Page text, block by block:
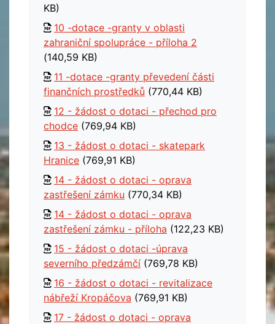
KB)
10 -dotace -granty v oblasti
zahraniční spolupráce - příloha 2
(140,59 KB)
11 -dotace -granty převedení části
finančních prostředků (770,44 KB)
12 - žádost o dotaci - přechod pro
chodce (769,94 KB)
13 - žádost o dotaci - skatepark
Hranice (769,91 KB)
14 - žádost o dotaci - oprava
zastřešení zámku (770,34 KB)
14 - žádost o dotaci - oprava
zastřešení zámku - příloha (122,23 KB)
15 - žádost o dotaci -úprava
severního předzámčí (769,78 KB)
16 - žádost o dotaci - revitalizace
nábřeží Kropáčova (769,91 KB)
17 - žádost o dotaci - oprava